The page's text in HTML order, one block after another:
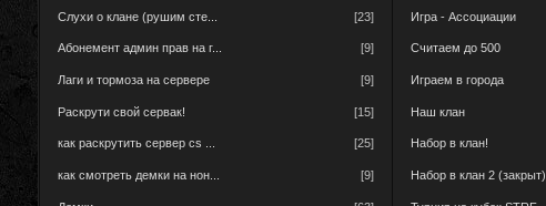
Слухи о клане (рушим сте... [23]
Абонемент админ прав на г... [9]
Лаги и тормоза на сервере [9]
Раскрути свой сервак! [15]
как раскрутить сервер cs ... [25]
как смотреть демки на нон... [9]
Игра - Ассоциации
Считаем до 500
Играем в города
Наш клан
Набор в клан!
Набор в клан 2 (закрыт)